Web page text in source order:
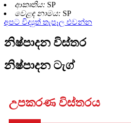
ආකෘතිය: SP
වෙළඳ නාමය: SP
අපට විද්‍යුත් තැපෑල එවන්න
නිෂ්පාදන විස්තර
නිෂ්පාදන ටැග්
උපකරණ විස්තරය